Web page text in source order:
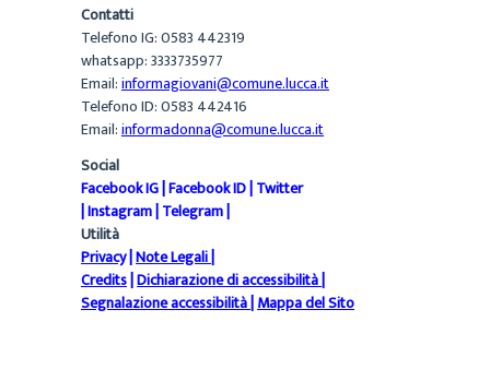
Contatti
Telefono IG: 0583 442319
whatsapp: 3333735977
Email:informagiovani@comune.lucca.it
Telefono ID: 0583 442416
Email:informadonna@comune.lucca.it
Social
Facebook IG|Facebook ID|Twitter
|Instagram|Telegram|
Utilità
Privacy|Note Legali|
Credits|Dichiarazione di accessibilità|
Segnalazione accessibilità|Mappa del Sito